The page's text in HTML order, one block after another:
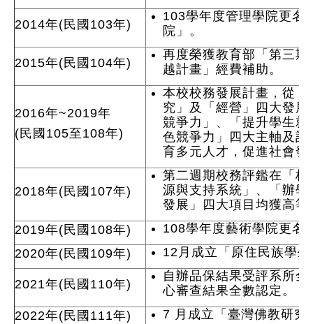
2014年(民國103年)
103學年度管理學院更名
院」。
2015年(民國104年)
再度榮獲教育部「第三
越計畫」經費補助。
2016年~2019年
(民國105至108年)
本校校務發展計畫，從
究」及「經營」四大發
競爭力」、「提升學生
色競爭力」四大主軸及
育多元人才，促進社會
2018年(民國107年)
第二週期校務評鑑在「
源與支持系統」、「辦
發展」四大項目均獲高
2019年(民國108年)
108學年度藝術學院更名
2020年(民國109年)
12月成立「原住民族學
2021年(民國110年)
自辦品保結果受評系所
心審查結果全數認定。
2022年(民國111年)
7 月成立「臺灣佛教研究